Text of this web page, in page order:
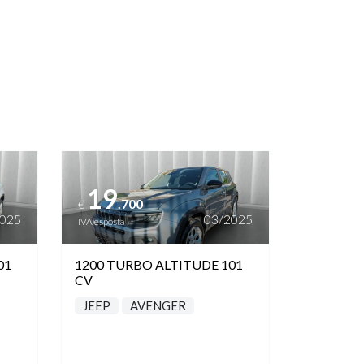
Vedi dettagli
€19.700
IVA esposta 03/2025
1200 TURBO ALTITUDE 101
CV
JEEP AVENGER